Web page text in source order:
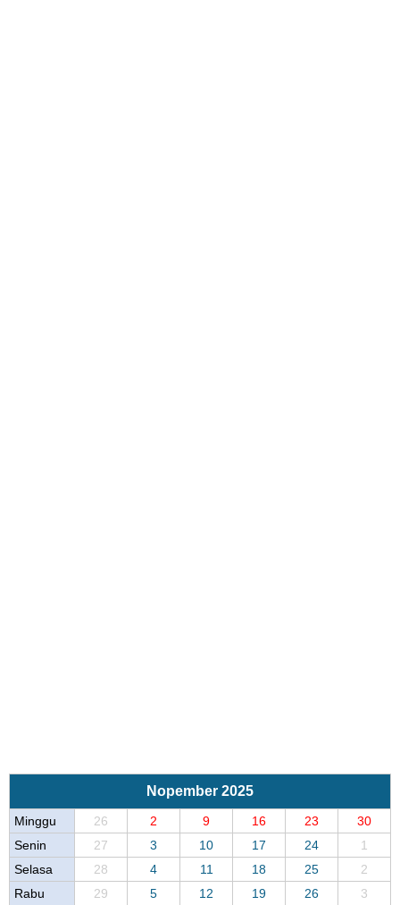
Nopember 2025
Minggu 26 2 9 16 23
30
Senin
27 3 10 17 24
1
Selasa
28 4 11 18 25
2
Rabu
29 5 12 19 26 3